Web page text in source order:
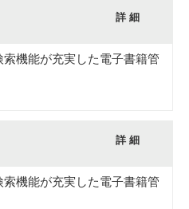
詳 細
機能が充実した電子書籍管
詳 細
機能が充実した電子書籍管